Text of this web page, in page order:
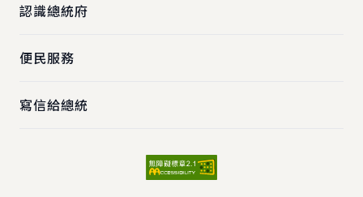
認識總統府
便民服務
寫信給總統